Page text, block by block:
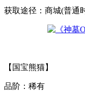
获取途径：商城(普通
【国宝熊猫】
品阶：稀有